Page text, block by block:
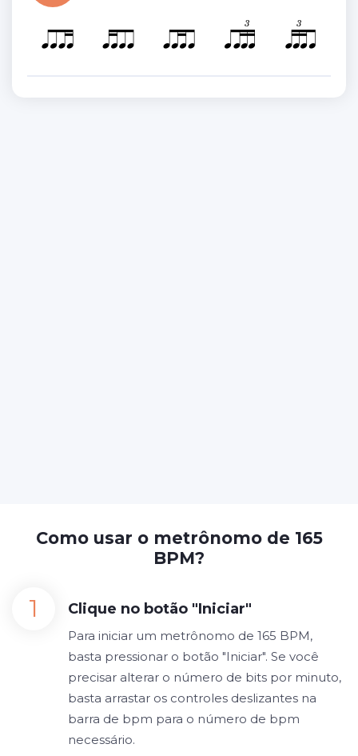
Como usar o metrônomo de 165
BPM?
Clique no botão "Iniciar"
Para iniciar um metrônomo de 165 BPM,
basta pressionar o botão "Iniciar". Se você
precisar alterar o número de bits por minuto,
basta arrastar os controles deslizantes na
barra de bpm para o número de bpm
necessário.